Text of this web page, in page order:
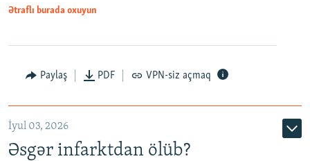
Auto 240p 360p 480p
720p 1080p
Ətraflı burada oxuyun
Paylaş PDF VPN-siz açmaq
İyul 03, 2026
Əsgər infarktdan ölüb?